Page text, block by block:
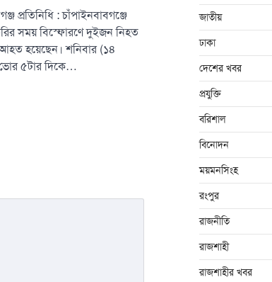
প্রতিনিধি : চাঁপাইনবাবগঞ্জে
সময় বিস্ফোরণে দুইজন নিহত
হয়েছেন। শনিবার (১৪
ভোর ৫টার দিকে…
জাতীয়
ঢাকা
দেশের খবর
প্রযুক্তি
বরিশাল
বিনোদন
ময়মনসিংহ
রংপুর
রাজনীতি
রাজশাহী
রাজশাহীর খবর